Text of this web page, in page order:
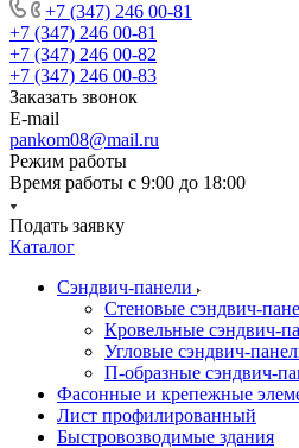
+7 (347) 246 00-81
+7 (347) 246 00-81
+7 (347) 246 00-82
+7 (347) 246 00-83
Заказать звонок
E-mail
pankom08@mail.ru
Режим работы
Время работы с 9:00 до 18:00
Подать заявку
Каталог
Сэндвич-панели
Стеновые сэндвич-
Кровельные сэндвич-
Угловые сэндвич-
П-образные сэндвич-
Фасонные и крепежные
Лист профилированный
Быстровозводимые здания